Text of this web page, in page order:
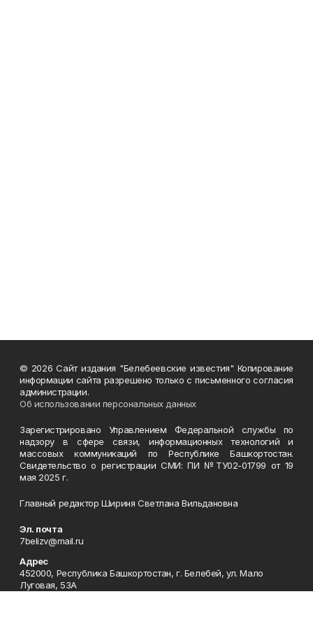
© 2026 Сайт издания "Белебеевские известия" Копирование
информации сайта разрешено только с письменного согласия
администрации.
Об использовании персональных данных
Зарегистрировано Управлением Федеральной службы по
надзору в сфере связи, информационных технологий и
массовых коммуникаций по Республике Башкортостан.
Свидетельство о регистрации СМИ: ПИ №ТУ02-01799 от 19
мая 2025 г.
Главный редактор Шириня Светлана Вильдановна
Эл. почта
7belizv@mail.ru
Адрес
452000, Республика Башкортостан, г. Белебей, ул. Мало
Луговая, 53А